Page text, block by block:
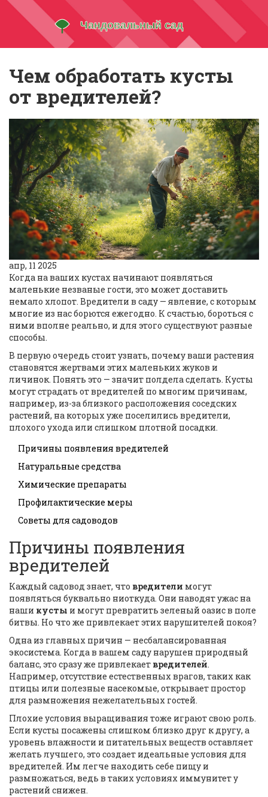
Чем обработать кусты
от вредителей?
апр, 11 2025
Когда на ваших кустах начинают появляться
маленькие незваные гости, это может доставить
немало хлопот. Вредители в саду — явление, с которым
многие из нас борются ежегодно. К счастью, бороться с
ними вполне реально, и для этого существуют разные
способы.
В первую очередь стоит узнать, почему ваши растения
становятся жертвами этих маленьких жуков и
личинок. Понять это — значит полдела сделать. Кусты
могут страдать от вредителей по многим причинам,
например, из-за близкого расположения соседских
растений, на которых уже поселились вредители,
плохого ухода или слишком плотной посадки.
Причины появления вредителей
Натуральные средства
Химические препараты
Профилактические меры
Советы для садоводов
Причины появления
вредителей
Каждый садовод знает, что вредители могут
появляться буквально ниоткуда. Они наводят ужас на
наши кусты и могут превратить зеленый оазис в поле
битвы. Но что же привлекает этих нарушителей покоя?
Одна из главных причин — несбалансированная
экосистема. Когда в вашем саду нарушен природный
баланс, это сразу же привлекает вредителей.
Например, отсутствие естественных врагов, таких как
птицы или полезные насекомые, открывает простор
для размножения нежелательных гостей.
Плохие условия выращивания тоже играют свою роль.
Если кусты посажены слишком близко друг к другу, а
уровень влажности и питательных веществ оставляет
желать лучшего, это создает идеальные условия для
вредителей. Им легче находить себе пищу и
размножаться, ведь в таких условиях иммунитет у
растений снижен.